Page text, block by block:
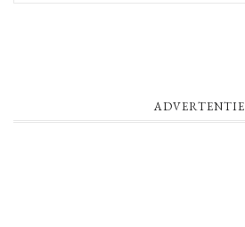
ADVERTENTIE